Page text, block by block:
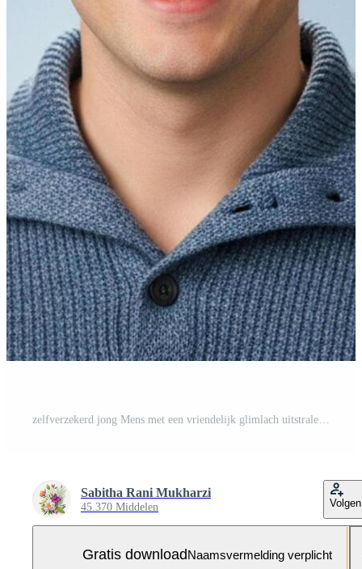
zelfverzekerd jong Mens met een vriendelijk glimlach uitstralend positiviteit en benaderbaarheid voor professioneel gebruik Gratis Foto
Sabitha Rani Mukharzi
45.370 Middelen Volgen
Gratis downloadNaamsvermelding verplicht